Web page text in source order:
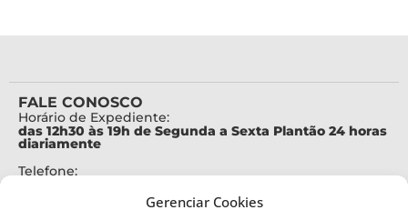
Gerenciar Cookies
FALE CONOSCO
Horário de Expediente:
das 12h30 às 19h de Segunda a Sexta Plantão 24 horas
diariamente
Telefone: